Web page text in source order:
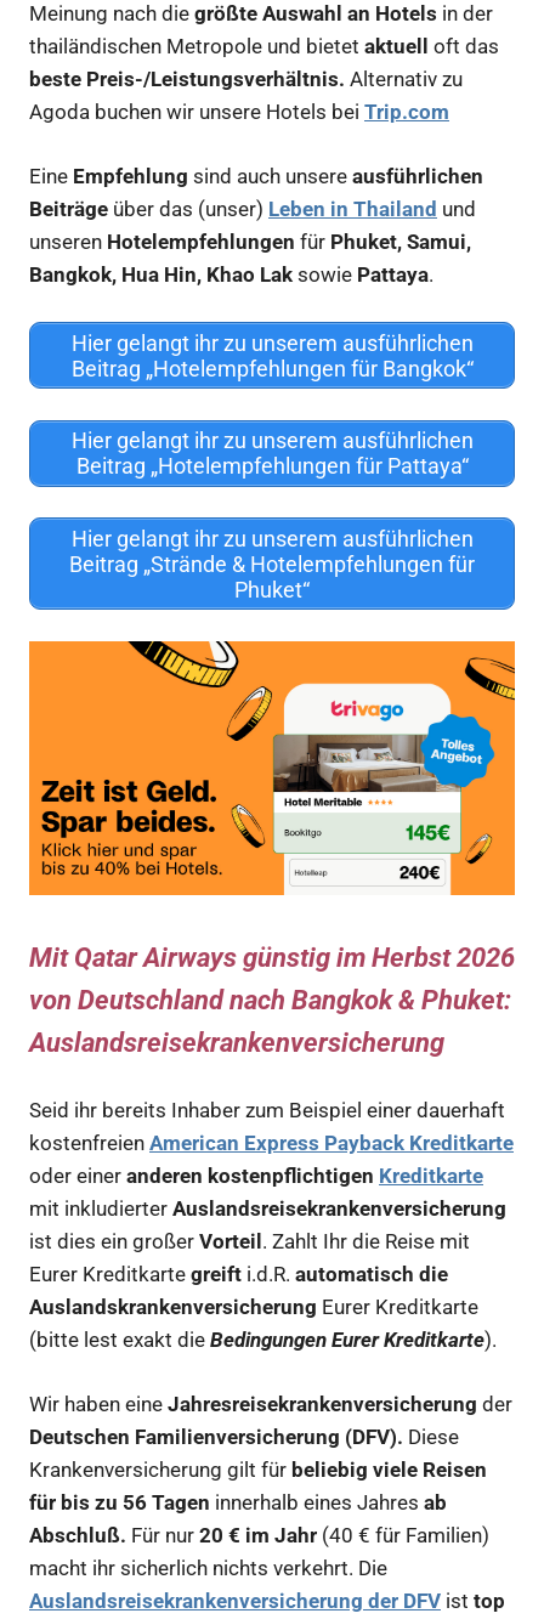
Meinung nach die größte Auswahl an Hotels in der
thailändischen Metropole und bietet aktuell oft das
beste Preis-/Leistungsverhältnis. Alternativ zu
Agoda buchen wir unsere Hotels bei Trip.com
Eine Empfehlung sind auch unsere ausführlichen
Beiträge über das (unser) Leben in Thailand und
unseren Hotelempfehlungen für Phuket, Samui,
Bangkok, Hua Hin, Khao Lak sowie Pattaya.
Hier gelangt ihr zu unserem ausführlichen
Beitrag „Hotelempfehlungen für Bangkok“
Hier gelangt ihr zu unserem ausführlichen
Beitrag „Hotelempfehlungen für Pattaya“
Hier gelangt ihr zu unserem ausführlichen
Beitrag „Strände & Hotelempfehlungen für
Phuket“
Mit Qatar Airways günstig im Herbst 2026
von Deutschland nach Bangkok & Phuket:
Auslandsreisekrankenversicherung
Seid ihr bereits Inhaber zum Beispiel einer dauerhaft
kostenfreien American Express Payback Kreditkarte
oder einer anderen kostenpflichtigen Kreditkarte
mit inkludierter Auslandsreisekrankenversicherung
ist dies ein großer Vorteil . Zahlt Ihr die Reise mit
Eurer Kreditkarte greift i.d.R. automatisch die
Auslandskrankenversicherung Eurer Kreditkarte
(bitte lest exakt die Bedingungen Eurer Kreditkarte).
Wir haben eine Jahresreisekrankenversicherung der
Deutschen Familienversicherung (DFV). Diese
Krankenversicherung gilt für beliebig viele Reisen
für bis zu 56 Tagen innerhalb eines Jahres ab
Abschluß. Für nur 20 € im Jahr (40 € für Familien)
macht ihr sicherlich nichts verkehrt. Die
Auslandsreisekrankenversicherung der DFV ist top